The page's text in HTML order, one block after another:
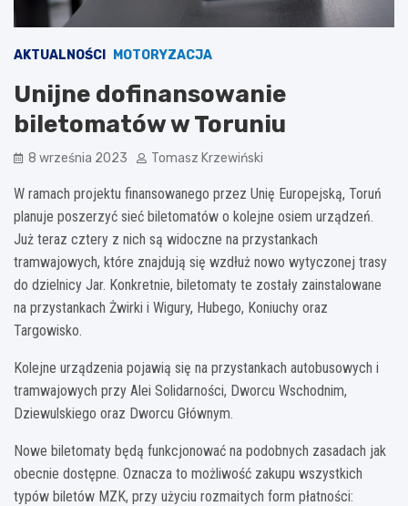
AKTUALNOŚCI MOTORYZACJA
Unijne dofinansowanie
biletomatów w Toruniu
8 września 2023 Tomasz Krzewiński
W ramach projektu finansowanego przez Unię Europejską, Toruń
planuje poszerzyć sieć biletomatów o kolejne osiem urządzeń.
Już teraz cztery z nich są widoczne na przystankach
tramwajowych, które znajdują się wzdłuż nowo wytyczonej trasy
do dzielnicy Jar. Konkretnie, biletomaty te zostały zainstalowane
na przystankach Żwirki i Wigury, Hubego, Koniuchy oraz
Targowisko.
Kolejne urządzenia pojawią się na przystankach autobusowych i
tramwajowych przy Alei Solidarności, Dworcu Wschodnim,
Dziewulskiego oraz Dworcu Głównym.
Nowe biletomaty będą funkcjonować na podobnych zasadach jak
obecnie dostępne. Oznacza to możliwość zakupu wszystkich
typów biletów MZK, przy użyciu rozmaitych form płatności: